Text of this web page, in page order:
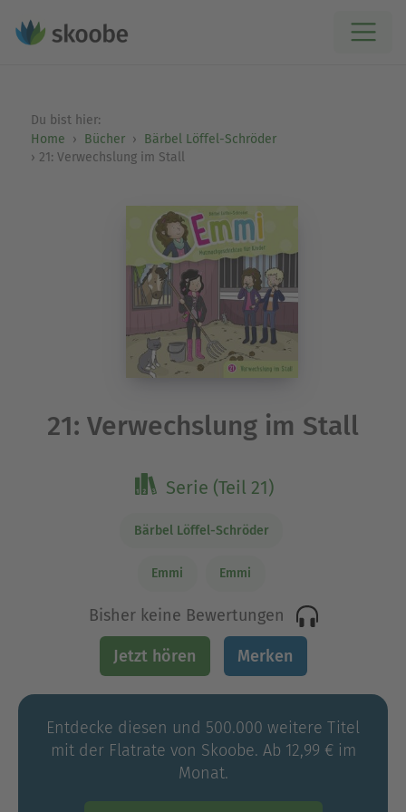
Du bist hier:
Home
Bücher
Bärbel Löffel-Schröder
21: Verwechslung im Stall
21: Verwechslung im Stall
Serie (Teil 21)
Bärbel Löffel-Schröder
Emmi Emmi
Bisher keine Bewertungen
Jetzt hören Merken
Entdecke diesen und 500.000 weitere Titel
mit der Flatrate von Skoobe. Ab 12,99 € im
Monat.